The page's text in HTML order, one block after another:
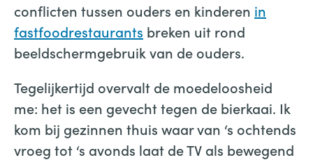
conflicten tussen ouders en kinderen in
fastfoodrestaurants breken uit rond
beeldschermgebruik van de ouders.
Tegelijkertijd overvalt de moedeloosheid
me: het is een gevecht tegen de bierkaai. Ik
kom bij gezinnen thuis waar van ‘s ochtends
vroeg tot ‘s avonds laat de TV als bewegend